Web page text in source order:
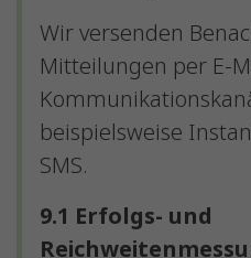
Wir versenden
Mitteilungen per E-
beispielsweise
SMS.
9.1 Erfolgs- und